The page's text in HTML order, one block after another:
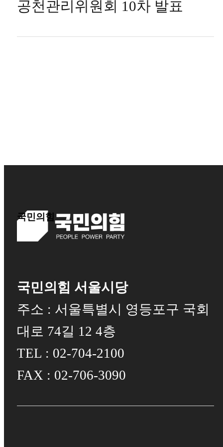
공천관리위원회 10차 발표
국민의힘
국민의힘 서울시당
주소 : 서울특별시 영등포구 국회
대로 74길 12 4층
TEL : 02-704-2100
FAX : 02-706-3090